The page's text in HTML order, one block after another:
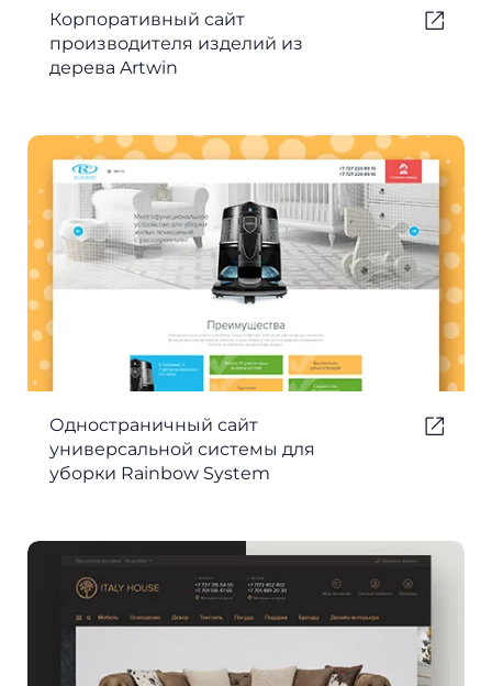
Корпоративный сайт
производителя изделий из
дерева Artwin
Одностраничный сайт
универсальной системы для
уборки Rainbow System